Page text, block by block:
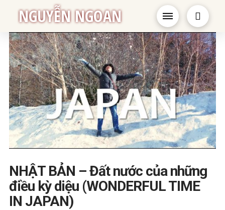
NGUYỄN NGOAN
NHẬT BẢN – Đất nước của những
điều kỳ diệu (WONDERFUL TIME
IN JAPAN)